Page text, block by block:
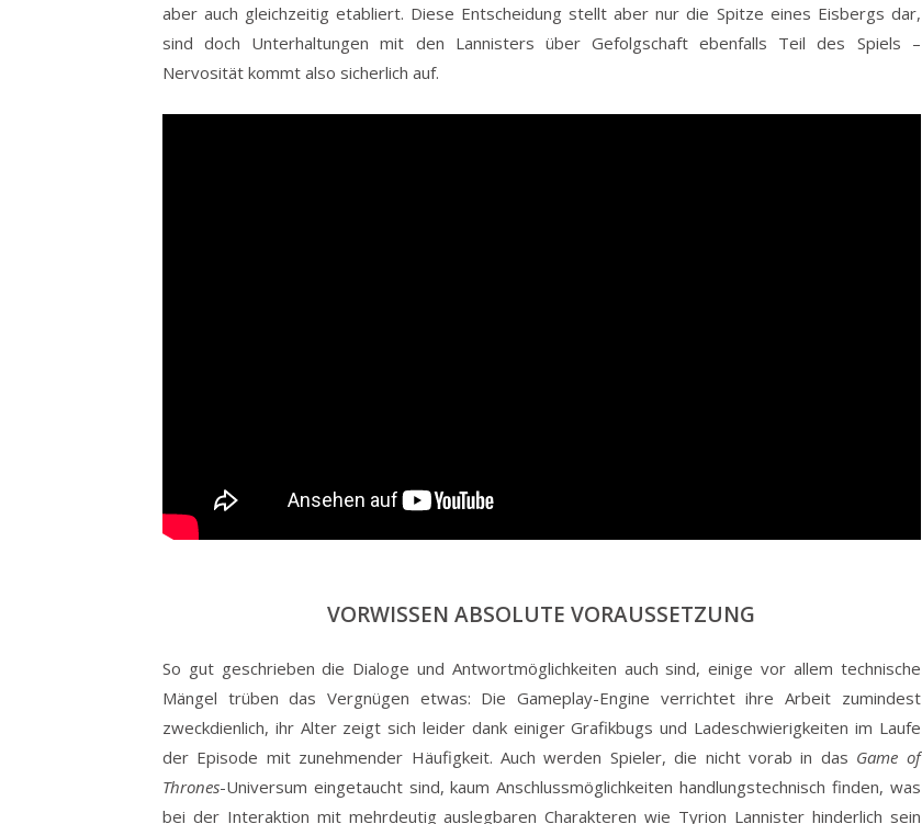
aber auch gleichzeitig etabliert. Diese Entscheidung stellt aber nur die Spitze eines Eisbergs dar,
sind doch Unterhaltungen mit den Lannisters über Gefolgschaft ebenfalls Teil des Spiels –
Nervosität kommt also sicherlich auf.
VORWISSEN ABSOLUTE VORAUSSETZUNG
So gut geschrieben die Dialoge und Antwortmöglichkeiten auch sind, einige vor allem technische
Mängel trüben das Vergnügen etwas: Die Gameplay-Engine verrichtet ihre Arbeit zumindest
zweckdienlich, ihr Alter zeigt sich leider dank einiger Grafikbugs und Ladeschwierigkeiten im Laufe
der Episode mit zunehmender Häufigkeit. Auch werden Spieler, die nicht vorab in das Game of
Thrones-Universum eingetaucht sind, kaum Anschlussmöglichkeiten handlungstechnisch finden, was
bei der Interaktion mit mehrdeutig auslegbaren Charakteren wie Tyrion Lannister hinderlich sein